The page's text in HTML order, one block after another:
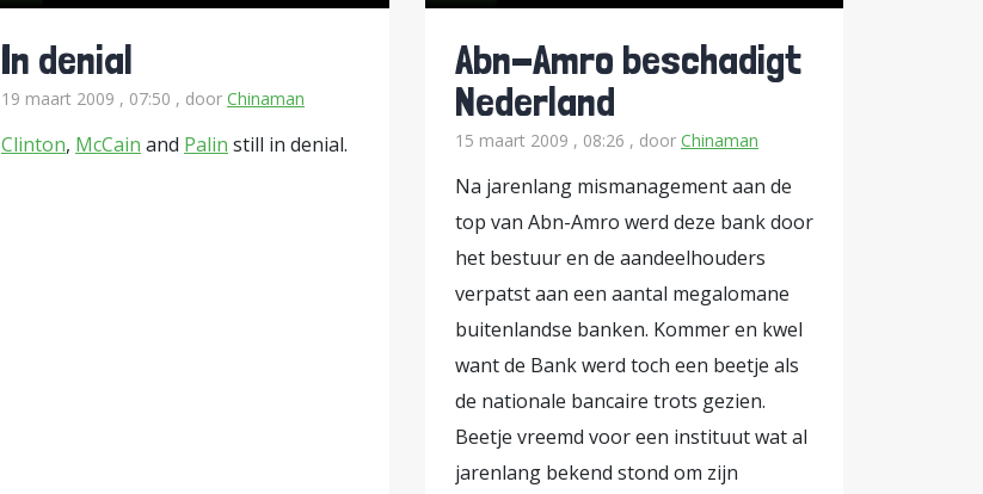
In denial
19 maart 2009 , 07:50 , door Chinaman
Clinton, McCain and Palin still in denial.
Abn-Amro beschadigt
Nederland
15 maart 2009 , 08:26 , door Chinaman
Na jarenlang mismanagement aan de
top van Abn-Amro werd deze bank door
het bestuur en de aandeelhouders
verpatst aan een aantal megalomane
buitenlandse banken. Kommer en kwel
want de Bank werd toch een beetje als
de nationale bancaire trots gezien.
Beetje vreemd voor een instituut wat al
jarenlang bekend stond om zijn